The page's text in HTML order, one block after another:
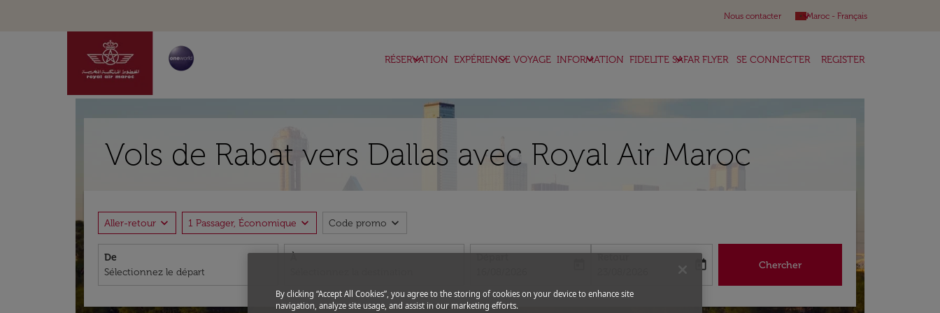
Nous contacter Maroc - Français
keyboard_arrow_down
RÉSERVATION
keyboard_arrow_down EXPÉRIENCE VOYAGE
keyboard_arrow_down INFORMATION
keyboard_arrow_down FIDELITE SAFAR FLYER
keyboard_arrow_down SE CONNECTER REGISTER
Vols de Rabat vers Dallas avec Royal Air Maroc
Aller-retour expand_more 1 Passager, Économique expand_more Code promo expand_more
De
fc-booking-return-date-aria-label
today Chercher
By clicking “Accept All Cookies”, you agree to the storing of cookies on your device to enhance site
navigation, analyze site usage, and assist in our marketing efforts.